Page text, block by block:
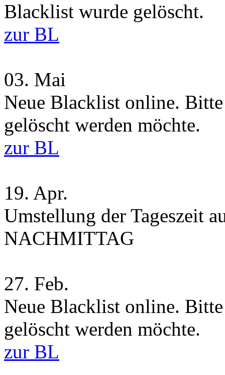
Blacklist wurde gelöscht.
zur BL
03. Mai
Neue Blacklist online.
gelöscht werden möchte.
zur BL
19. Apr.
Umstellung der Tageszeit
NACHMITTAG
27. Feb.
Neue Blacklist online.
gelöscht werden möchte.
zur BL